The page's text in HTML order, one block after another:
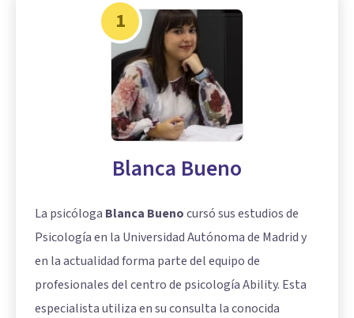
1
Blanca Bueno
La psicóloga Blanca Buenocursó sus estudios de
Psicología en la Universidad Autónoma de Madrid y
en la actualidad forma parte del equipo de
profesionales del centro de psicología Ability. Esta
especialista utiliza en su consulta la conocida